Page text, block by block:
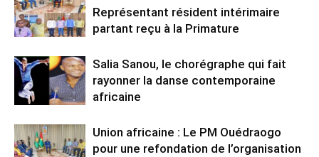
Représentant résident intérimaire
partant reçu à la Primature
Salia Sanou, le chorégraphe qui fait
rayonner la danse contemporaine
africaine
Union africaine : Le PM Ouédraogo
pour une refondation de l’organisation